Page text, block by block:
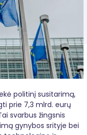
politinį susitarimą,
prie 7,3 mlrd. eurų
svarbus žingsnis
gynybos srityje bei